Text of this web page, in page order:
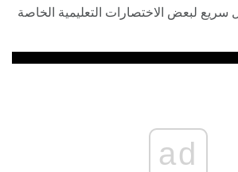
سريع لبعض الاختصارات التعليمية الخاصة
ad